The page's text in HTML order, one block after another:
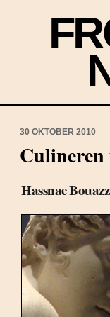
30 OKTOBER 2010
Hassnae